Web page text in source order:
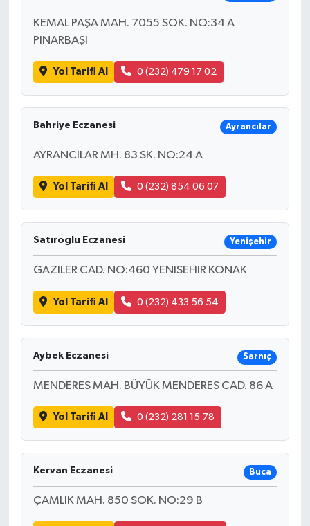
KEMAL PAŞA MAH. 7055 SOK. NO:34 A
PINARBAŞI
Yol Tarifi Al 0 (232) 479 17 02
Bahriye Eczanesi Ayrancılar
AYRANCILAR MH. 83 SK. NO:24 A
Yol Tarifi Al 0 (232) 854 06 07
Satıroglu Eczanesi Yenişehir
GAZILER CAD. NO:460 YENISEHIR KONAK
Yol Tarifi Al 0 (232) 433 56 54
Aybek Eczanesi Sarnıç
MENDERES MAH. BÜYÜK MENDERES CAD. 86 A
Yol Tarifi Al 0 (232) 281 15 78
Kervan Eczanesi Buca
ÇAMLIK MAH. 850 SOK. NO:29 B